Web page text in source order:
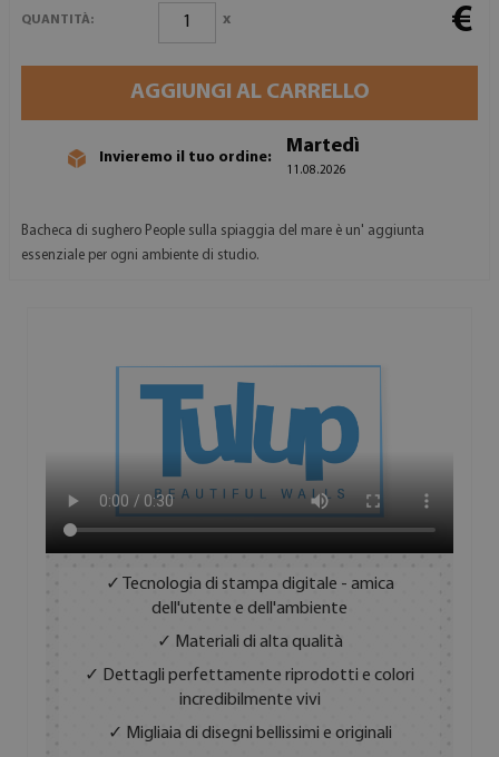
QUANTITÀ: x €
AGGIUNGI AL CARRELLO
Invieremo il tuo ordine:
Martedì
11.08.2026
Bacheca di sughero People sulla spiaggia del mare è un' aggiunta
essenziale per ogni ambiente di studio.
✓ Tecnologia di stampa digitale - amica
dell'utente e dell'ambiente
✓ Materiali di alta qualità
✓ Dettagli perfettamente riprodotti e colori
incredibilmente vivi
✓ Migliaia di disegni bellissimi e originali